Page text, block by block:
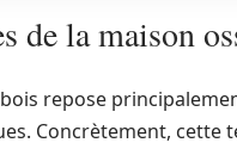
de la maison
repose
Concrètement, cette